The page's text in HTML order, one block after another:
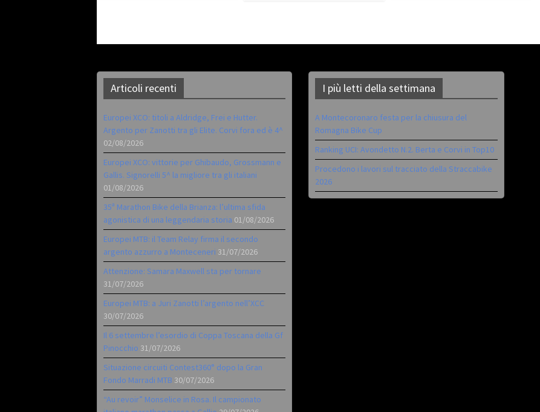
Articoli recenti
Europei XCO: titoli a Aldridge, Frei e Hutter.
Argento per Zanotti tra gli Elite. Corvi fora ed è 4^
02/08/2026
Europei XCO: vittorie per Ghibaudo, Grossmann e
Gallis. Signorelli 5^ la migliore tra gli italiani
01/08/2026
35ª Marathon Bike della Brianza: l’ultima sfida
agonistica di una leggendaria storia 01/08/2026
Europei MTB: il Team Relay firma il secondo
argento azzurro a Monteceneri 31/07/2026
Attenzione: Samara Maxwell sta per tornare
31/07/2026
Europei MTB: a Juri Zanotti l’argento nell’XCC
30/07/2026
Il 6 settembre l’esordio di Coppa Toscana della Gf
Pinocchio 31/07/2026
Situazione circuiti Contest360° dopo la Gran
Fondo Marradi MTB 30/07/2026
“Au revoir” Monselice in Rosa. Il campionato
I più letti della settimana
A Montecoronaro festa per la chiusura del
Romagna Bike Cup
Ranking UCI: Avondetto N.2. Berta e Corvi in Top10
Procedono i lavori sul tracciato della Straccabike
2026